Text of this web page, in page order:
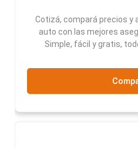
Cotizá, compará precios y
auto con las mejores
Simple, fácil y gratis,